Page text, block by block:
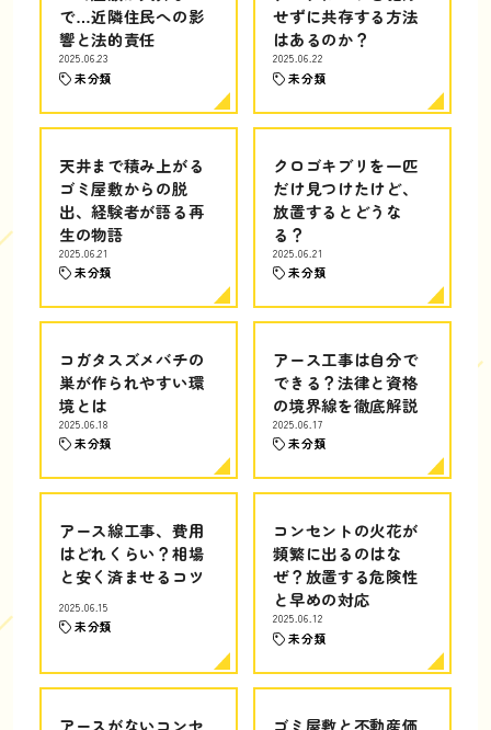
で…近隣住民への影
響と法的責任
2025.06.23
未分類
せずに共存する方法
はあるのか？
2025.06.22
未分類
天井まで積み上がる
ゴミ屋敷からの脱
出、経験者が語る再
生の物語
2025.06.21
未分類
クロゴキブリを一匹
だけ見つけたけど、
放置するとどうな
る？
2025.06.21
未分類
コガタスズメバチの
巣が作られやすい環
境とは
2025.06.18
未分類
アース工事は自分で
できる？法律と資格
の境界線を徹底解説
2025.06.17
未分類
アース線工事、費用
はどれくらい？相場
と安く済ませるコツ
2025.06.15
未分類
コンセントの火花が
頻繁に出るのはな
ぜ？放置する危険性
と早めの対応
2025.06.12
未分類
アースがないコンセ
ゴミ屋敷と不動産価